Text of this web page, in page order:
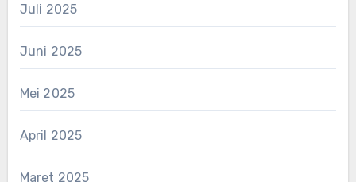
Juli 2025
Juni 2025
Mei 2025
April 2025
Maret 2025